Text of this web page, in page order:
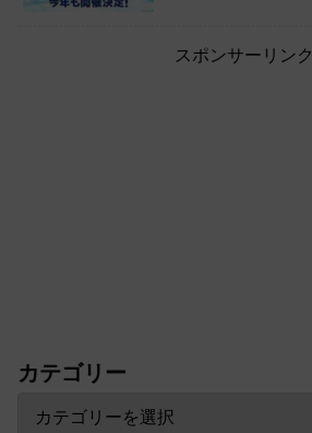
スポンサーリンク
カテゴリー